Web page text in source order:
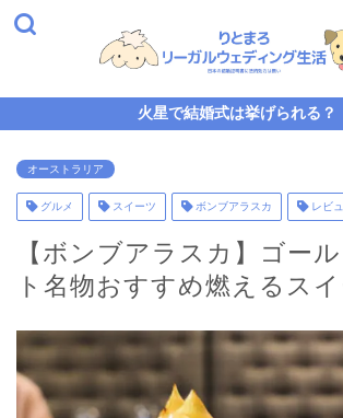
火星で結婚式は挙げられる？
オーストラリア
グルメ スイーツ ボンブアラスカ レビ
【ボンブアラスカ】ゴー
ト名物おすすめ燃えるス